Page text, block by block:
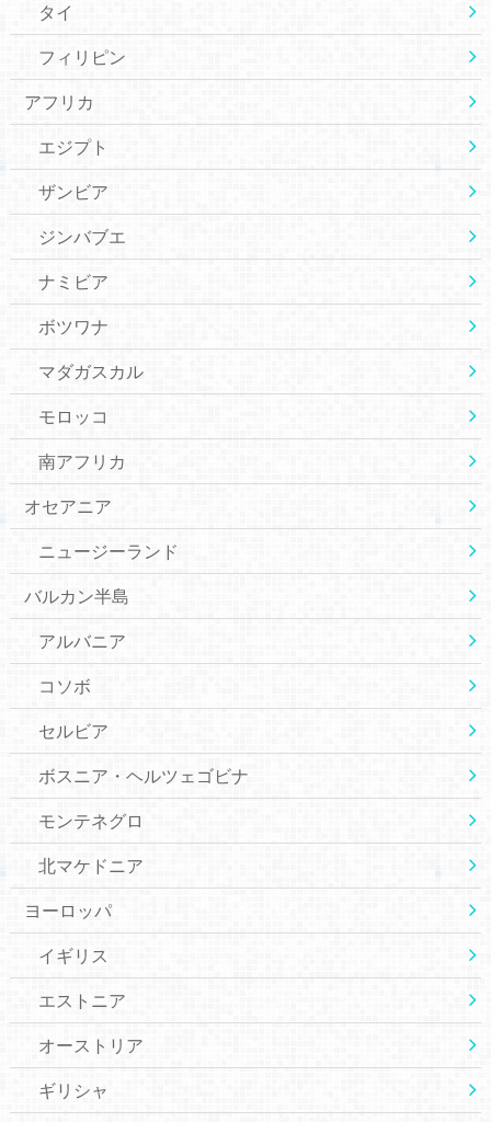
タイ
フィリピン
アフリカ
エジプト
ザンビア
ジンバブエ
ナミビア
ボツワナ
マダガスカル
モロッコ
南アフリカ
オセアニア
ニュージーランド
バルカン半島
アルバニア
コソボ
セルビア
ボスニア・ヘルツェゴビナ
モンテネグロ
北マケドニア
ヨーロッパ
イギリス
エストニア
オーストリア
ギリシャ